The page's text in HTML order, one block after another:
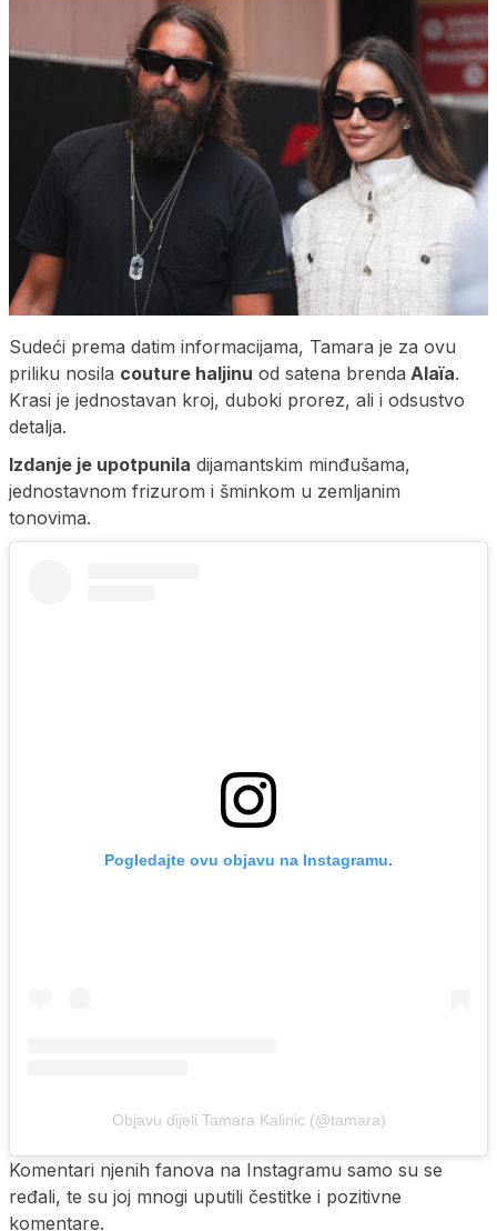
Sudeći prema datim informacijama, Tamara je za ovu
priliku nosila couture haljinu od satena brenda Alaïa.
Krasi je jednostavan kroj, duboki prorez, ali i odsustvo
detalja.
Izdanje je upotpunila dijamantskim minđušama,
jednostavnom frizurom i šminkom u zemljanim
tonovima.
Pogledajte ovu objavu na Instagramu.
Objavu dijeli Tamara Kalinic (@tamara)
Komentari njenih fanova na Instagramu samo su se
ređali, te su joj mnogi uputili čestitke i pozitivne
komentare.